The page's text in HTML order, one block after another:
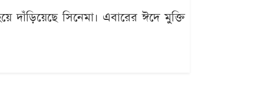
সিনেমা। এবারের ঈদে মুক্তি